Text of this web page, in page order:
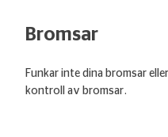
Bromsar
Funkar inte dina bromsar
kontroll av bromsar.